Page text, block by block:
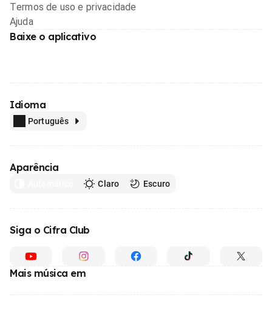
Termos de uso e privacidade
Ajuda
Baixe o aplicativo
Idioma
Português
Aparência
Claro Escuro
Siga o Cifra Club
Mais música em